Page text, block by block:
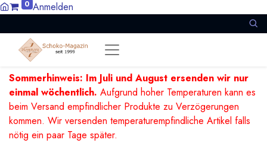
0 Anmelden
Sommerhinweis: Im Juli und August ersenden wir nur
einmal wöchentlich. Aufgrund hoher Temperaturen kann es
beim Versand empfindlicher Produkte zu Verzögerungen
kommen. Wir versenden temperaturempfindliche Artikel falls
nötig ein paar Tage später.